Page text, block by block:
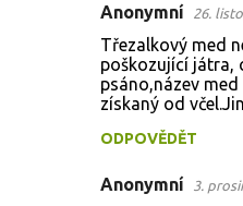
Anonymní 26.
Třezalkový med
poškozující játra,
psáno,název
získaný od
ODPOVĚDĚT
Anonymní 3.